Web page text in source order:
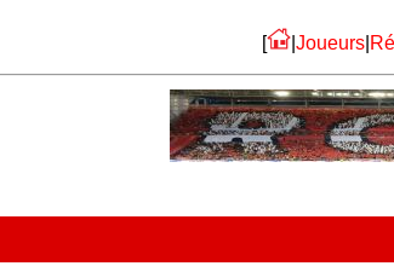
[ | Joueurs|